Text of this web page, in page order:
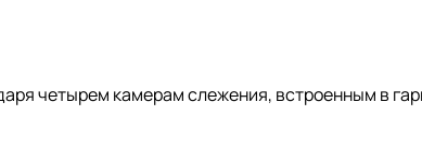
четырем камерам слежения, встроенным в